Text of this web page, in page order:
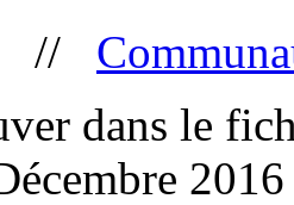
//
dans le